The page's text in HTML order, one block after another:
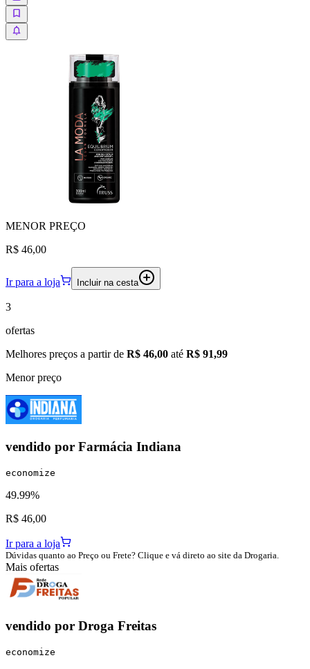
MENOR PREÇO
R$ 46,00
Ir para a loja Incluir na cesta
3
ofertas
Melhores preços a partir de R$ 46,00 até R$ 91,99
Menor preço
vendido por Farmácia Indiana
economize
49.99%
R$ 46,00
Ir para a loja
Dúvidas quanto ao Preço ou Frete? Clique e vá direto ao site da Drogaria.
Mais ofertas
vendido por Droga Freitas
economize